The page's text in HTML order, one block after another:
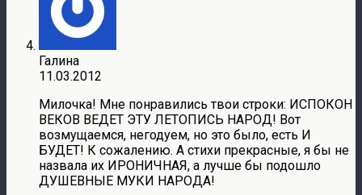
Галина
11.03.2012
Милочка! Мне понравились твои строки: ИСПОКОН
ВЕКОВ ВЕДЕТ ЭТУ ЛЕТОПИСЬ НАРОД! Вот
возмущаемся, негодуем, но это было, есть И
БУДЕТ! К сожалению. А стихи прекрасные, я бы не
назвала их ИРОНИЧНАЯ, а лучше бы подошло
ДУШЕВНЫЕ МУКИ НАРОДА!